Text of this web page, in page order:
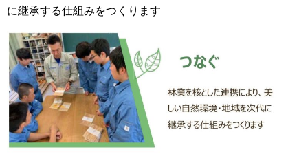
に継承する仕組みをつくります